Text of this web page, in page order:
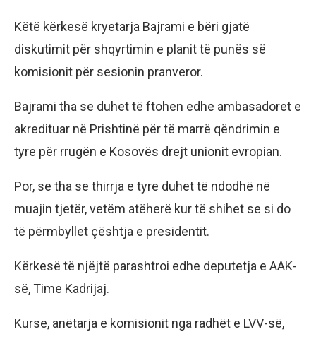
Këtë kërkesë kryetarja Bajrami e bëri gjatë
diskutimit për shqyrtimin e planit të punës së
komisionit për sesionin pranveror.
Bajrami tha se duhet të ftohen edhe ambasadoret e
akredituar në Prishtinë për të marrë qëndrimin e
tyre për rrugën e Kosovës drejt unionit evropian.
Por, se tha se thirrja e tyre duhet të ndodhë në
muajin tjetër, vetëm atëherë kur të shihet se si do
të përmbyllet çështja e presidentit.
Kërkesë të njëjtë parashtroi edhe deputetja e AAK-
së, Time Kadrijaj.
Kurse, anëtarja e komisionit nga radhët e LVV-së,